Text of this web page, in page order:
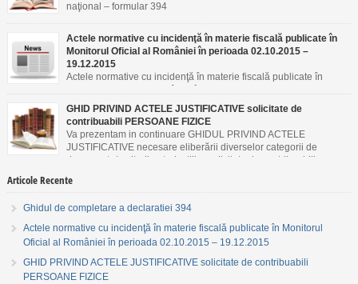
naţional – formular 394
Actele normative cu incidenţă în materie fiscală publicate în
Monitorul Oficial al României în perioada 02.10.2015 –
19.12.2015
Actele normative cu incidenţă în materie fiscală publicate în
GHID PRIVIND ACTELE JUSTIFICATIVE solicitate de
contribuabili PERSOANE FIZICE
Va prezentam in continuare GHIDUL PRIVIND ACTELE
JUSTIFICATIVE necesare eliberării diverselor categorii de
documente/emiterii autorizaţiilor solicitate de contribuabili
Articole Recente
Ghidul de completare a declaratiei 394
Actele normative cu incidenţă în materie fiscală publicate în Monitorul
Oficial al României în perioada 02.10.2015 – 19.12.2015
GHID PRIVIND ACTELE JUSTIFICATIVE solicitate de contribuabili
PERSOANE FIZICE